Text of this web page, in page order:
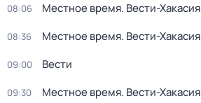
08:06 Местное время. Вести-Хакасия
08:36 Местное время. Вести-Хакасия
09:00 Вести
09:30 Местное время. Вести-Хакасия